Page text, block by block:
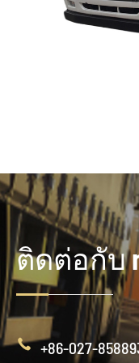
ติดต่อกับ
 +86-027-